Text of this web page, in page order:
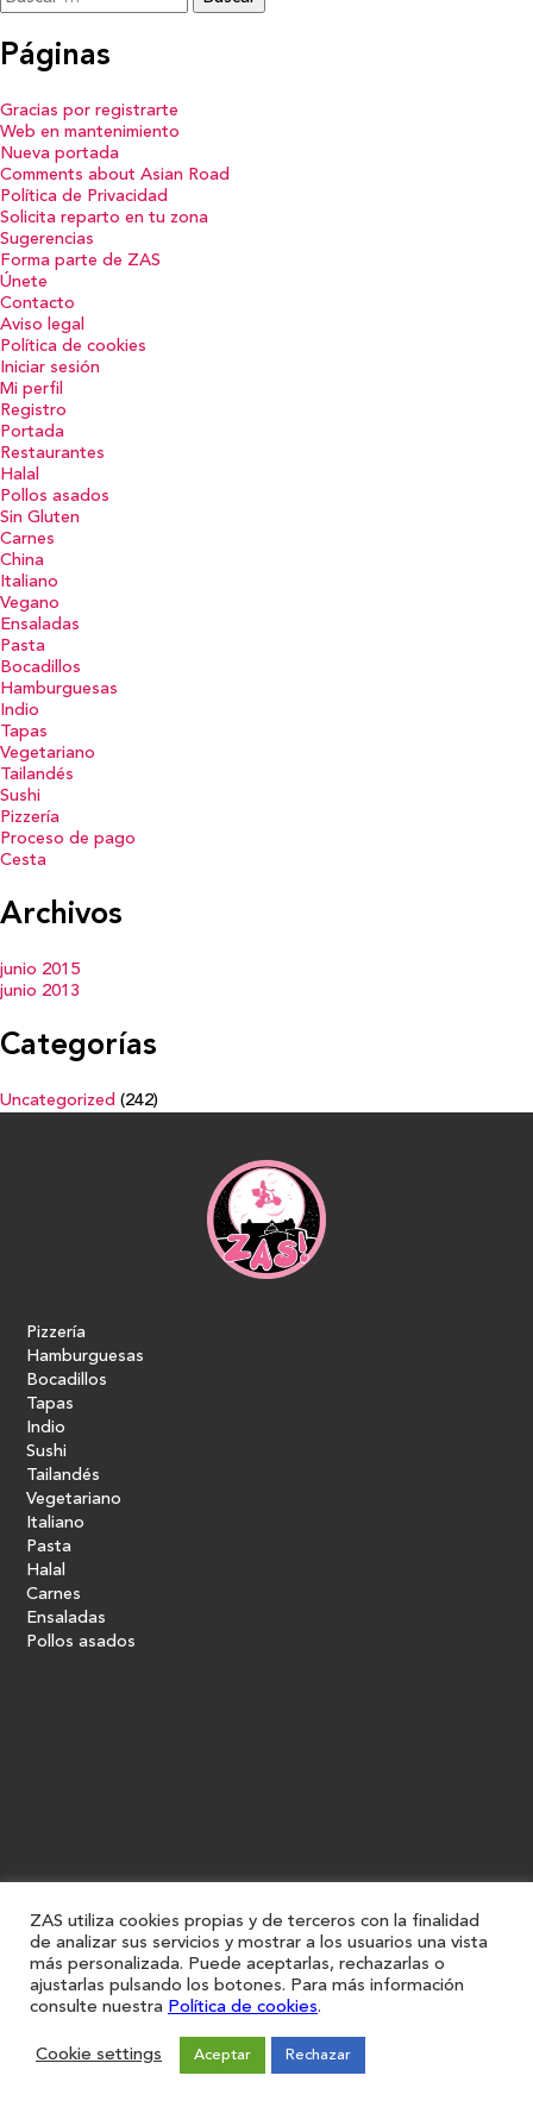
Páginas
Gracias por registrarte
Web en mantenimiento
Nueva portada
Comments about Asian Road
Política de Privacidad
Solicita reparto en tu zona
Sugerencias
Forma parte de ZAS
Únete
Contacto
Aviso legal
Política de cookies
Iniciar sesión
Mi perfil
Registro
Portada
Restaurantes
Halal
Pollos asados
Sin Gluten
Carnes
China
Italiano
Vegano
Ensaladas
Pasta
Bocadillos
Hamburguesas
Indio
Tapas
Vegetariano
Tailandés
Sushi
Pizzería
Proceso de pago
Cesta
Archivos
junio 2015
junio 2013
Categorías
Uncategorized (242)
Pizzería
Hamburguesas
Bocadillos
Tapas
Indio
Sushi
Tailandés
Vegetariano
Italiano
Pasta
Halal
Carnes
Ensaladas
Pollos asados
ZAS utiliza cookies propias y de terceros con la finalidad
de analizar sus servicios y mostrar a los usuarios una vista
más personalizada. Puede aceptarlas, rechazarlas o
ajustarlas pulsando los botones. Para más información
consulte nuestra Política de cookies.
Cookie settings Aceptar Rechazar